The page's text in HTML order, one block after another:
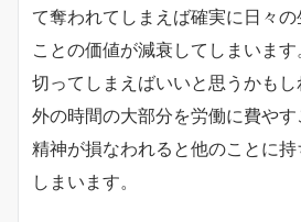
て奪われてしまえば確実に日々
ことの価値が減衰してしまいま
切ってしまえばいいと思うかも
外の時間の大部分を労働に費やす
精神が損なわれると他のことに
しまいます。